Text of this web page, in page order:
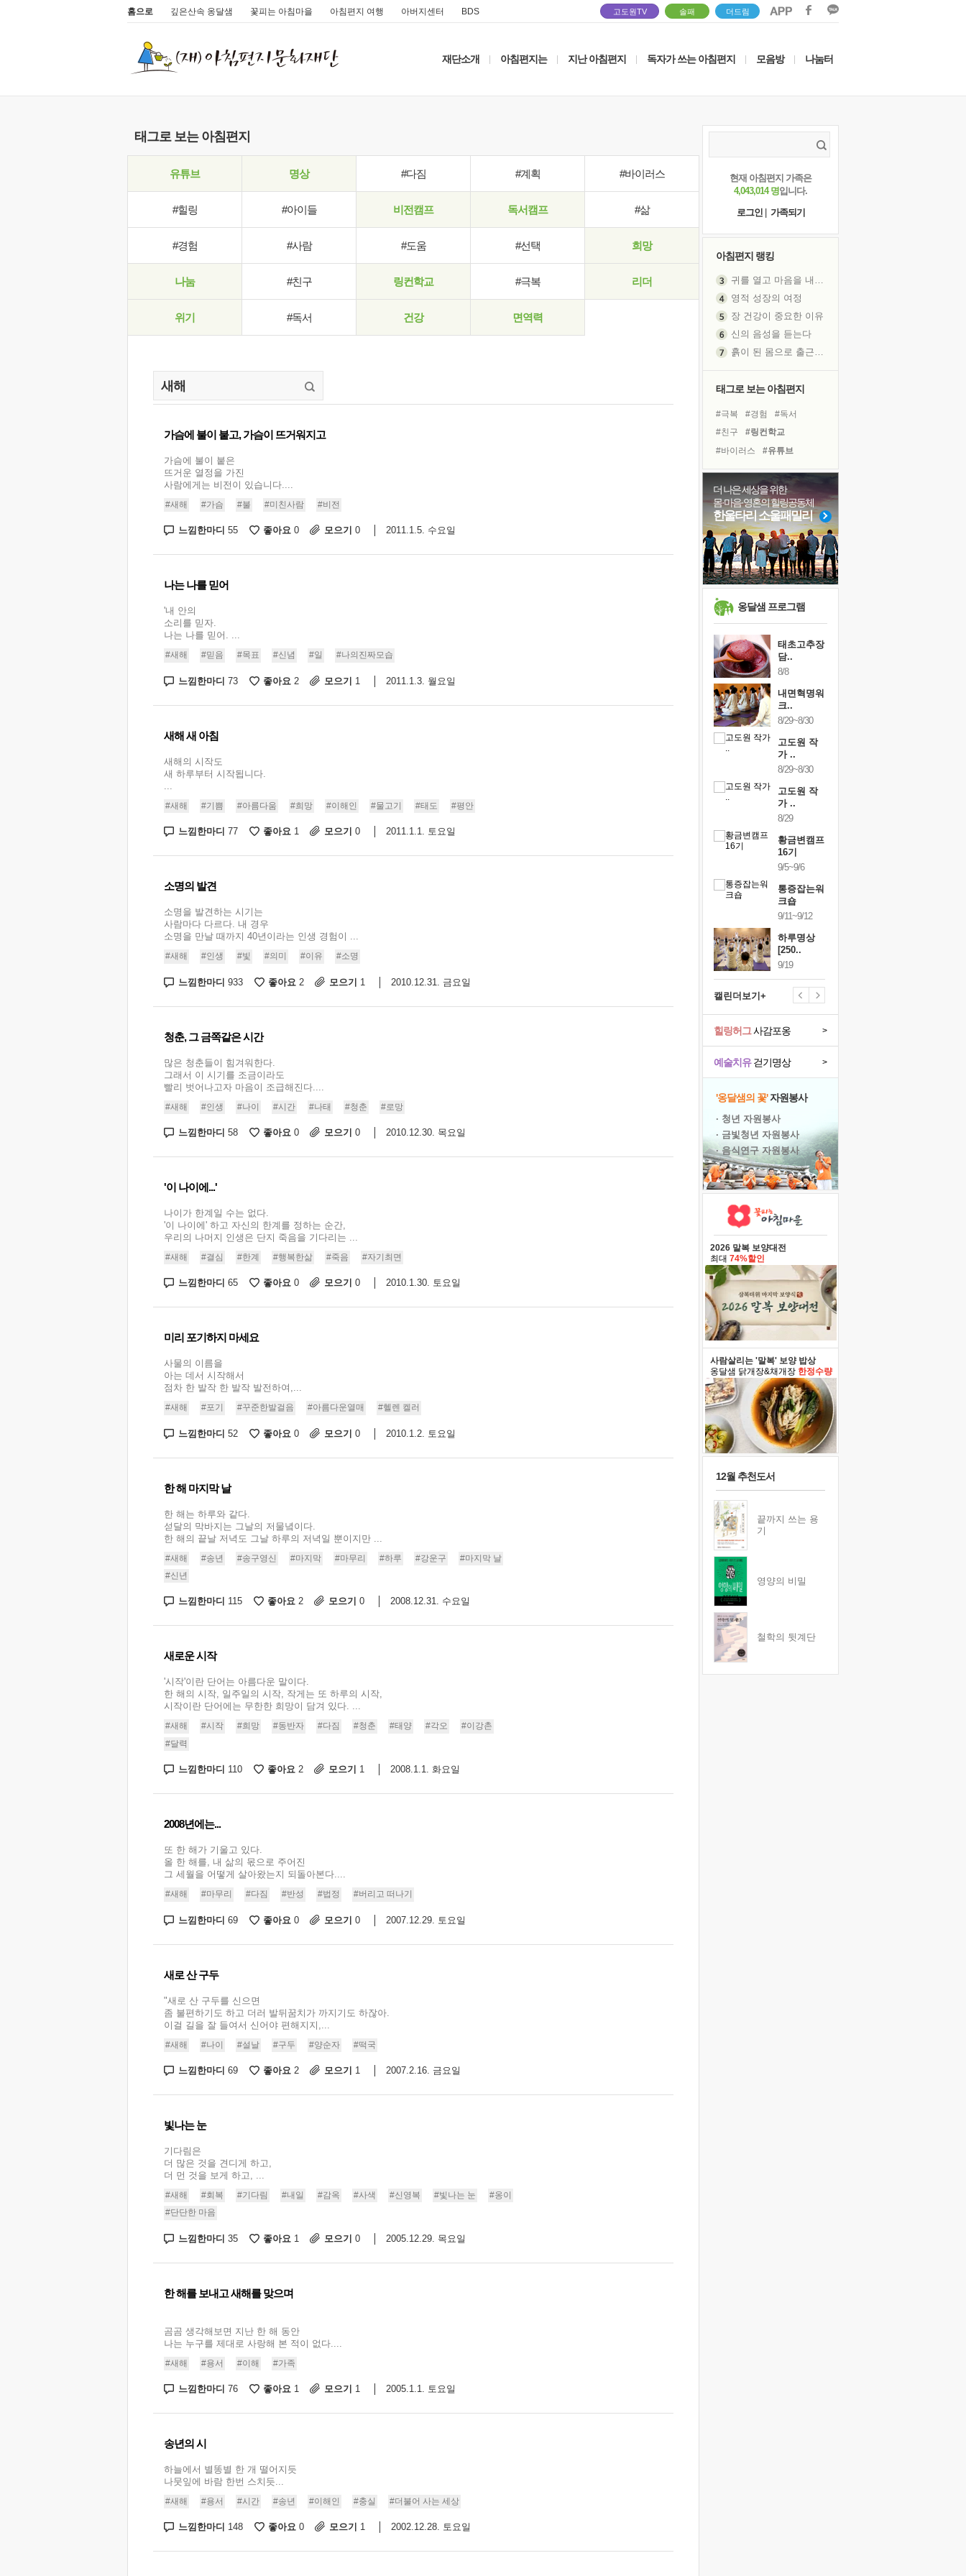
홈으로 깊은산속 옹달샘 꽃피는 아침마을 아침편지 여행 아버지센터 BDS 고도원TV 솔패 더드림
재단소개 아침편지는 지난 아침편지 독자가 쓰는 아침편지 모음방 나눔터
태그로 보는 아침편지
유튜브 명상 #다짐 #계획 #바이러스
#힐링 #아이들 비전캠프 독서캠프 #삶
#경험 #사람 #도움 #선택 희망
나눔 #친구 링컨학교 #극복 리더
위기 #독서 건강 면역력
가슴에 불이 붙고, 가슴이 뜨거워지고
가슴에 불이 붙은
뜨거운 열정을 가진
사람에게는 비전이 있습니다....
#새해 #가슴 #불 #미친사람 #비전
느낌한마디 55 좋아요 0 모으기 0 2011.1.5. 수요일
나는 나를 믿어
'내 안의
소리를 믿자.
나는 나를 믿어. ...
#새해 #믿음 #목표 #신념 #일 #나의진짜모습
느낌한마디 73 좋아요 2 모으기 1 2011.1.3. 월요일
새해 새 아침
새해의 시작도
새 하루부터 시작됩니다.
#새해 #기쁨 #아름다움 #희망 #이해인 #물고기 #태도 #평안
느낌한마디 77 좋아요 1 모으기 0 2011.1.1. 토요일
소명의 발견
소명을 발견하는 시기는
사람마다 다르다. 내 경우
소명을 만날 때까지 40년이라는 인생 경험이 ...
#새해 #인생 #빛 #의미 #이유 #소명
느낌한마디 933 좋아요 2 모으기 1 2010.12.31. 금요일
청춘, 그 금쪽같은 시간
많은 청춘들이 힘겨워한다.
그래서 이 시기를 조금이라도
빨리 벗어나고자 마음이 조급해진다....
#새해 #인생 #나이 #시간 #나태 #청춘 #로망
느낌한마디 58 좋아요 0 모으기 0 2010.12.30. 목요일
'이 나이에...'
나이가 한계일 수는 없다.
'이 나이에' 하고 자신의 한계를 정하는 순간,
우리의 나머지 인생은 단지 죽음을 기다리는 ...
#새해 #결심 #한계 #행복한삶 #죽음 #자기최면
느낌한마디 65 좋아요 0 모으기 0 2010.1.30. 토요일
미리 포기하지 마세요
사물의 이름을
아는 데서 시작해서
점차 한 발작 한 발작 발전하여,...
#새해 #포기 #꾸준한발걸음 #아름다운열매 #헬렌 켈러
느낌한마디 52 좋아요 0 모으기 0 2010.1.2. 토요일
한 해 마지막 날
한 해는 하루와 같다.
섣달의 막바지는 그날의 저물녘이다.
한 해의 끝날 저녁도 그날 하루의 저녁일 뿐이지만 ...
#새해 #송년 #송구영신 #마지막 #마무리 #하루 #강운구
#마지막 날
#신년
느낌한마디 115 좋아요 2 모으기 0 2008.12.31. 수요일
새로운 시작
'시작'이란 단어는 아름다운 말이다.
한 해의 시작, 일주일의 시작, 작게는 또 하루의 시작,
시작이란 단어에는 무한한 희망이 담겨 있다. ...
#새해 #시작 #희망 #동반자 #다짐 #청춘 #태양 #각오
#이강촌
#달력
느낌한마디 110 좋아요 2 모으기 1 2008.1.1. 화요일
2008년에는...
또 한 해가 기울고 있다.
올 한 해를, 내 삶의 몫으로 주어진
그 세월을 어떻게 살아왔는지 되돌아본다....
#새해 #마무리 #다짐 #반성 #법정 #버리고 떠나기
느낌한마디 69 좋아요 0 모으기 0 2007.12.29. 토요일
새로 산 구두
"새로 산 구두를 신으면
좀 불편하기도 하고 더러 발뒤꿈치가 까지기도 하잖아.
이걸 길을 잘 들여서 신어야 편해지지,...
#새해 #나이 #설날 #구두 #양순자 #떡국
느낌한마디 69 좋아요 2 모으기 1 2007.2.16. 금요일
빛나는 눈
기다림은
더 많은 것을 견디게 하고,
더 먼 것을 보게 하고, ...
#새해 #회복 #기다림 #내일 #감옥 #사색 #신영복 #빛나는 눈
#옹이
#단단한 마음
느낌한마디 35 좋아요 1 모으기 0 2005.12.29. 목요일
한 해를 보내고 새해를 맞으며
곰곰 생각해보면 지난 한 해 동안
나는 누구를 제대로 사랑해 본 적이 없다....
#새해 #용서 #이해 #가족
느낌한마디 76 좋아요 1 모으기 1 2005.1.1. 토요일
송년의 시
하늘에서 별똥별 한 개 떨어지듯
나뭇잎에 바람 한번 스치듯...
#새해 #용서 #시간 #송년 #이해인 #충실 #더불어 사는 세상
느낌한마디 148 좋아요 0 모으기 1 2002.12.28. 토요일
현재 아침편지 가족은
4,043,014 명입니다.
로그인
가족되기
아침편지 랭킹
귀를 열고 마음을 내어주고
영적 성장의 여정
장 건강이 중요한 이유
신의 음성을 듣는다
흙이 된 몸으로 출근하는 여자
졸업식 사진을 보며
극심한 변비, 어깨결림, 수면 장애
아픈 아버지를 위한 공간 설계
슬럼프
보고 싶은 어머니
유년 시절의 부산 영도 바다
못된 꼰대들
희망이란
'모른다'는 것
태그로 보는 아침편지
#극복 #경험
#독서
#친구
#링컨학교
#바이러스
#유튜브
#비전캠프
#위기
#독서캠프
#건강
#선택
#사람
#명상
#계획
#다짐
#삶 #희망
#힐링
#아이들
#도움
더 나은 세상을 위한
몸·마음·영혼의 힐링공동체
한울타리 소울패밀리
옹달샘 프로그램
스..
태초고추장
담..
8/8
내면혁명워
크..
8/29~8/30
고도원 작
가 ..
8/29~8/30
고도원 작
가 ..
8/29
황금변캠프
16기
9/5~9/6
통증잡는워
크숍
9/11~9/12
하루명상
[250..
9/19
캘린더보기+
예술치유걷기명상 >
힐링허그사감포옹 >
'옹달샘의 꽃'자원봉사
· 청년 자원봉사
· 금빛청년 자원봉사
· 음식연구 자원봉사
2026 말복 보양대전
최대 74%할인
사람살리는 '말복' 보양 밥상
옹달샘 닭개장&채개장 한정수량
12월 추천도서
끝까지 쓰는 용
기
영양의 비밀
철학의 뒷계단